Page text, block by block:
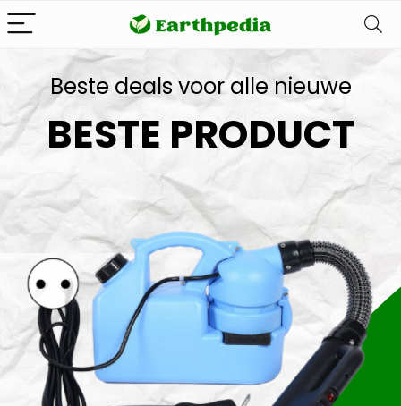
Beste deals voor alle nieuwe
BESTE PRODUCT